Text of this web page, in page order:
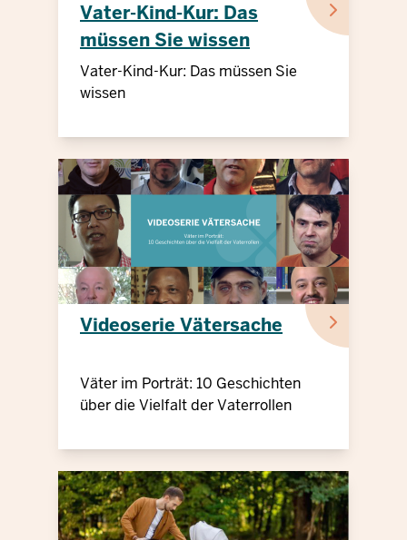
Vater-Kind-Kur: Das
müssen Sie wissen
Vater-Kind-Kur: Das müssen Sie
wissen
Videoserie Vätersache
Väter im Porträt: 10 Geschichten
über die Vielfalt der Vaterrollen